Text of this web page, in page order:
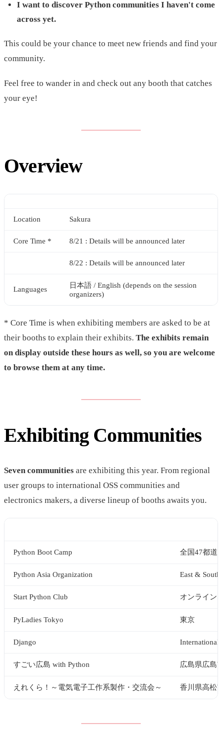
I want to discover Python communities I haven't come
across yet.
This could be your chance to meet new friends and find your
community.
Feel free to wander in and check out any booth that catches
your eye!
Overview
Location Sakura
Core Time * 8/21 : Details will be announced later
8/22 : Details will be announced later
Languages
日本語 / English (depends on the session
organizers)
* Core Time is when exhibiting members are asked to be at
their booths to explain their exhibits. The exhibits remain
on display outside these hours as well, so you are welcome
to browse them at any time.
Exhibiting Communities
Seven communities are exhibiting this year. From regional
user groups to international OSS communities and
electronics makers, a diverse lineup of booths awaits you.
Python Boot Camp 全国47都道
Python Asia Organization East &
Start Python Club オンライン
PyLadies Tokyo 東京
Django International
すごい広島 with Python 広島県広島
えれくら！～電気電子工作系製作・交流会～ 香川県高松